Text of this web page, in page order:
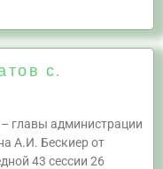
с.
главы администрации
А.И. Бескиер от
43 сессии 26